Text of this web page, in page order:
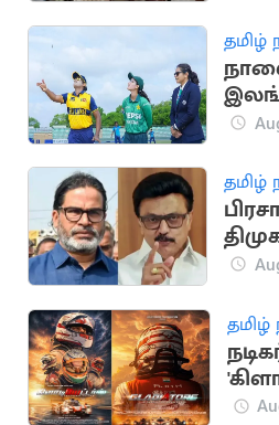
தமிழ்
தமிழ்
தமிழ்